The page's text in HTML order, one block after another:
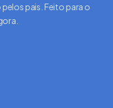
pais. Feito para o